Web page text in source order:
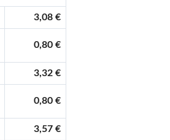
3,08 €
0,80 €
3,32 €
0,80 €
3,57 €